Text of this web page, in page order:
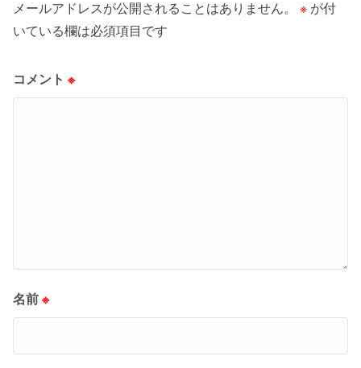
メールアドレスが公開されることはありません。 ※ が付
いている欄は必須項目です
コメント ※
名前 ※